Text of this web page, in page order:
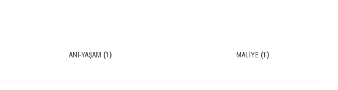
ANI-YAŞAM (1) MALİYE (1)